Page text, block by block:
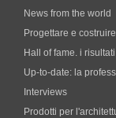
News from the world
Progettare e costruire
Hall of fame. i
Up-to-date: la
Interviews
Prodotti per